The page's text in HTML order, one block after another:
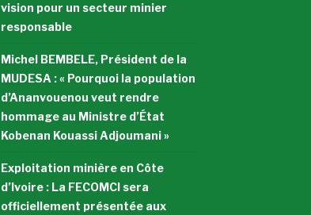
vision pour un secteur minier
responsable
Michel BEMBELE, Président de la
MUDESA : « Pourquoi la population
d’Ananvouenou veut rendre
hommage au Ministre d’État
Kobenan Kouassi Adjoumani »
Exploitation minière en Côte
d’Ivoire : La FECOMCI sera
officiellement présentée aux